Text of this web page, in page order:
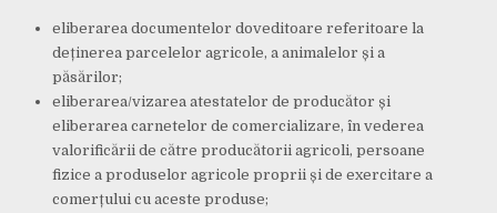
eliberarea documentelor doveditoare referitoare la
deținerea parcelelor agricole, a animalelor și a
păsărilor;
eliberarea/vizarea atestatelor de producător și
eliberarea carnetelor de comercializare, în vederea
valorificării de către producătorii agricoli, persoane
fizice a produselor agricole proprii și de exercitare a
comerțului cu aceste produse;